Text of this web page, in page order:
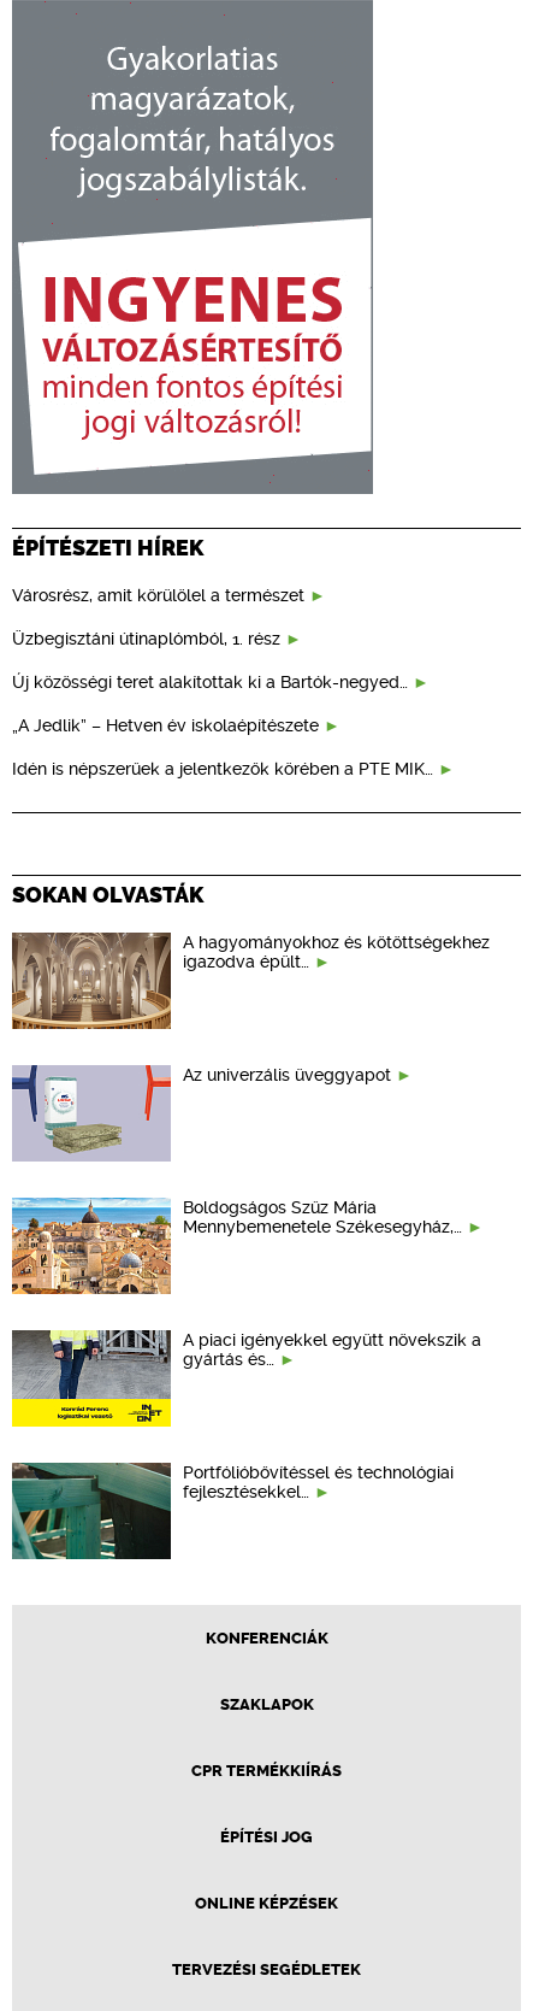
ÉPÍTÉSZETI HÍREK
Városrész, amit körülölel a természet
Üzbegisztáni útinaplómból, 1. rész
Új közösségi teret alakítottak ki a Bartók-negyed…
„A Jedlik” – Hetven év iskolaépítészete
Idén is népszerűek a jelentkezők körében a PTE MIK…
SOKAN OLVASTÁK
A hagyományokhoz és kötöttségekhez
igazodva épült…
Az univerzális üveggyapot
Boldogságos Szűz Mária
Mennybemenetele Székesegyház,…
A piaci igényekkel együtt növekszik a
gyártás és…
Portfólióbővítéssel és technológiai
fejlesztésekkel…
KONFERENCIÁK
SZAKLAPOK
CPR TERMÉKKIÍRÁS
ÉPÍTÉSI JOG
ONLINE KÉPZÉSEK
TERVEZÉSI SEGÉDLETEK